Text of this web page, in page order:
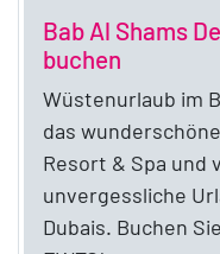
Bab Al Shams
buchen
Wüstenurlaub im
das
Resort & Spa und
unvergessliche
Dubais. Buchen